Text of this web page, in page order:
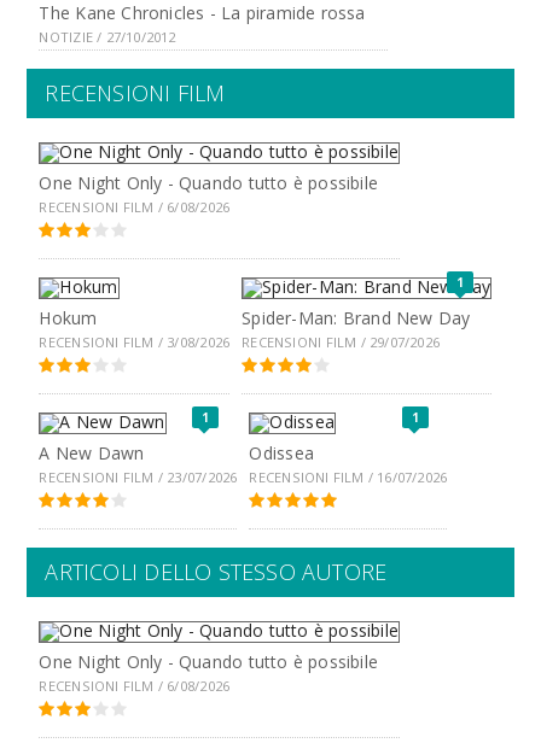
The Kane Chronicles - La piramide rossa
NOTIZIE / 27/10/2012
RECENSIONI FILM
One Night Only - Quando tutto è possibile
RECENSIONI FILM / 6/08/2026
Hokum
RECENSIONI FILM / 3/08/2026
1
Spider-Man: Brand New Day
RECENSIONI FILM / 29/07/2026
1
A New Dawn
RECENSIONI FILM / 23/07/2026
1
Odissea
RECENSIONI FILM / 16/07/2026
ARTICOLI DELLO STESSO AUTORE
One Night Only - Quando tutto è possibile
RECENSIONI FILM / 6/08/2026